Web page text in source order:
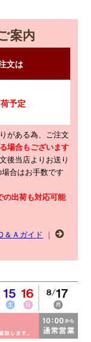
案内
がある為、ご注文
場合もございます
後当店よりお送り
場合はお手数です
の出荷も対応可能
＆Ａガイド ｜